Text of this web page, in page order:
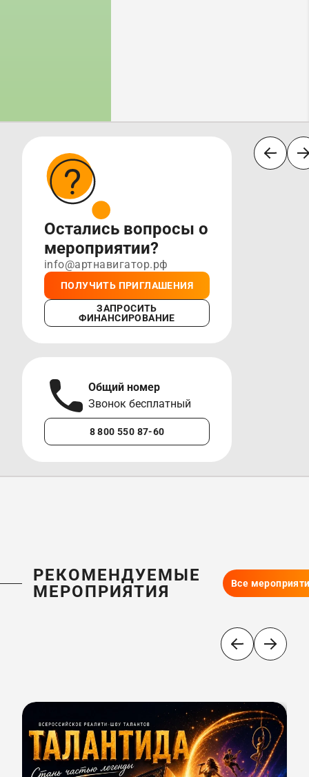
Остались вопросы о
мероприятии?
info@артнавигатор.рф
ПОЛУЧИТЬ ПРИГЛАШЕНИЯ
ЗАПРОСИТЬ
ФИНАНСИРОВАНИЕ
Общий номер
Звонок бесплатный
8 800 550 87-60
РЕКОМЕНДУЕМЫЕ
МЕРОПРИЯТИЯ
Все